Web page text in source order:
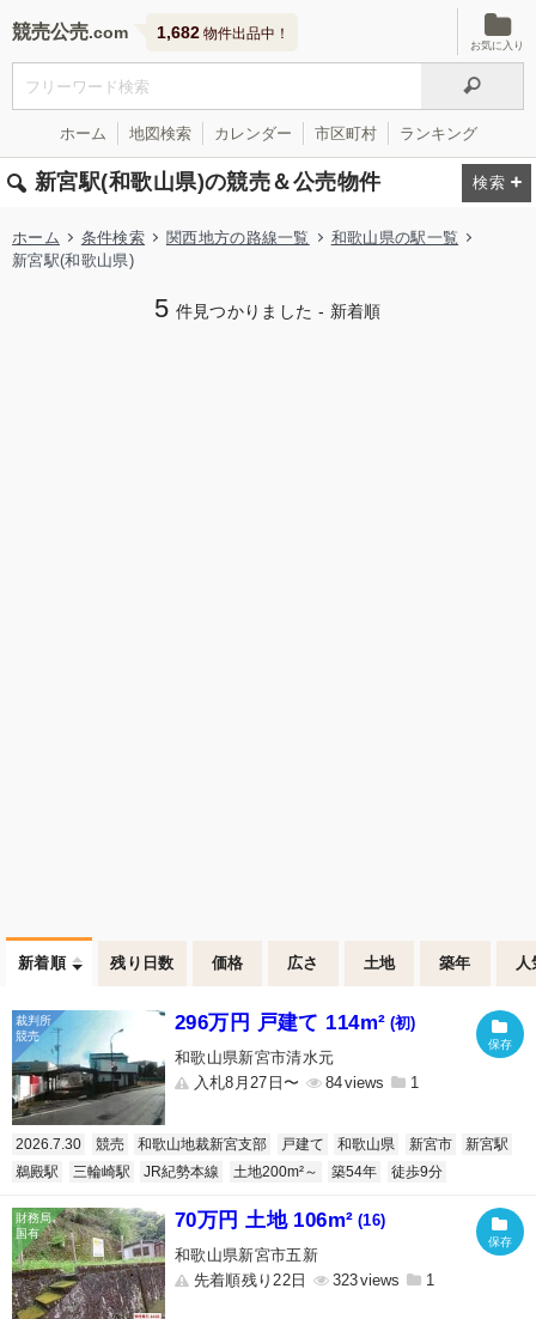
競売公売 1,682 物件出品中！
お気に入り
ホーム 地図検索 カレンダー 市区町村 ランキング
新宮駅(和歌山県)の競売＆公売物件
ホーム 条件検索 関西地方の路線一覧
和歌山県の駅一覧
新宮駅(和歌山県)
5 件見つかりました - 新着順
新着順 残り日数 価格 広さ 土地 築年 人
296万円 戸建て 114m² (初)
和歌山県新宮市清水元
入札8月27日〜
84 1
2026.7.30 競売 和歌山地裁新宮支部 戸建て 和歌山県 新宮市
新宮駅
鵜殿駅
三輪崎駅 JR紀勢本線 土地200m²～ 築54年 徒歩9分
70万円 土地 106m² (16)
和歌山県新宮市五新
先着順残り22日
323 1